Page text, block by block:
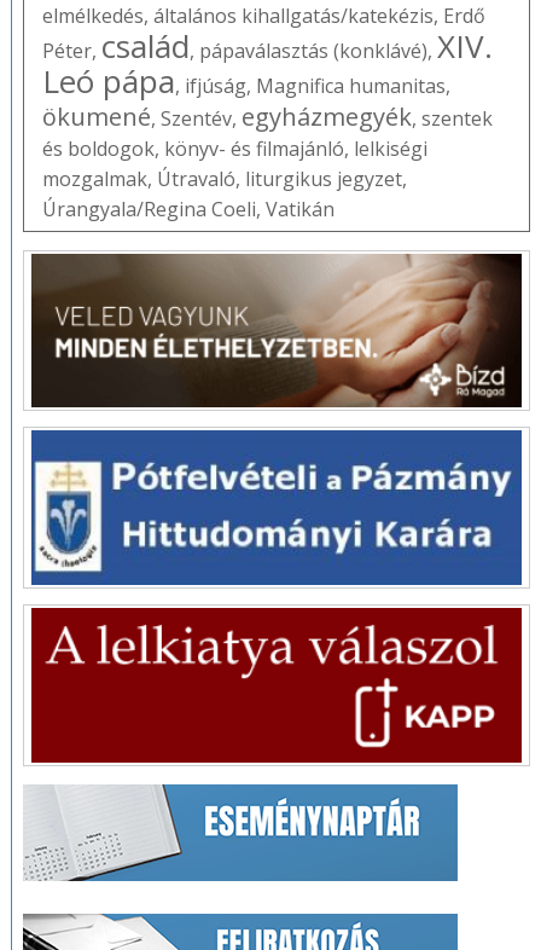
elmélkedés, általános kihallgatás/katekézis, Erdő
Péter, család, pápaválasztás (konklávé), XIV.
Leó pápa, ifjúság, Magnifica humanitas,
ökumené, Szentév, egyházmegyék, szentek
és boldogok, könyv- és filmajánló, lelkiségi
mozgalmak, Útravaló, liturgikus jegyzet,
Úrangyala/Regina Coeli, Vatikán